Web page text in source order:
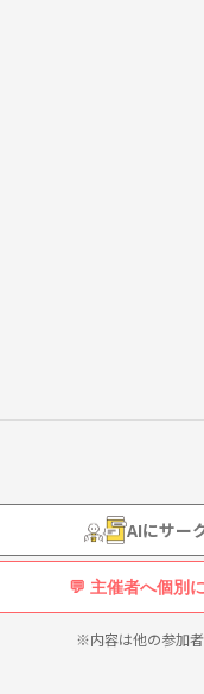
ない、参加者でアイデ
。
AIにサー
💬 主催者へ個別
※内容は他の参加